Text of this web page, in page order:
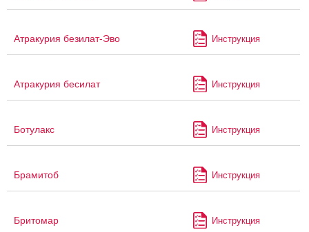
Атракурия безилат-Эво Инструкция
Атракурия бесилат Инструкция
Ботулакс Инструкция
Брамитоб Инструкция
Бритомар Инструкция